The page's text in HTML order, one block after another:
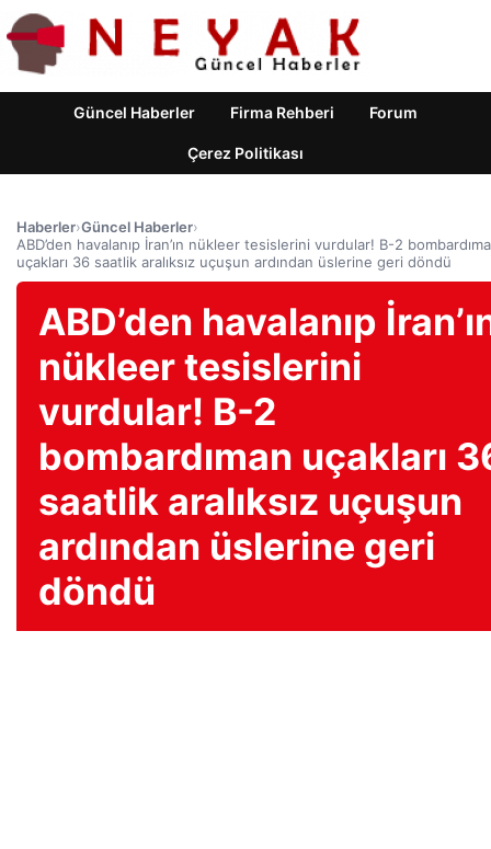
Güncel Haberler Firma Rehberi Forum
Çerez Politikası
Haberler›Güncel Haberler›
ABD’den havalanıp İran’ın nükleer tesislerini vurdular! B-2
uçakları 36 saatlik aralıksız uçuşun ardından üslerine geri döndü
ABD’den havalanıp
nükleer tesislerini
vurdular! B-2
bombardıman uçakları
saatlik aralıksız uçuşun
ardından üslerine geri
döndü